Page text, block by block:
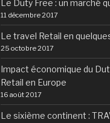
Le Duty Free : un marché
11 décembre 2017
Le travel Retail en
25 octobre 2017
Impact économique du
Retail en Europe
16 août 2017
Le sixième continent :